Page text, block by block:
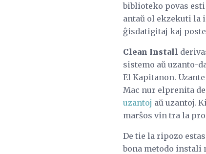
biblioteko povas
antaŭ ol ekzekuti la
ĝisdatigitaj kaj
Clean Install
sistemo aŭ uzanto-
El Kapitanon.
Mac nur elprenita
uzantoj aŭ uzantoj.
marŝos vin tra la
De tie la ripozo
bona metodo instali